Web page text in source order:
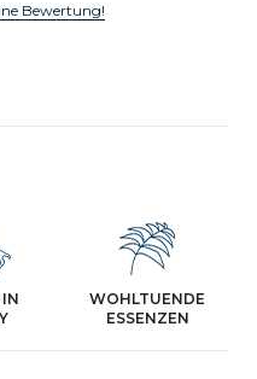
Bewertung!
WOHLTUENDE
ESSENZEN